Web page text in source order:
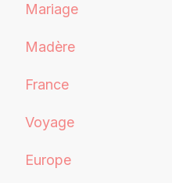
Mariage
Madère
France
Voyage
Europe